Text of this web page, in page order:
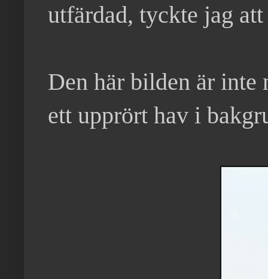
utfärdad, tyckte jag
Den här bilden är inte
ett upprört hav i